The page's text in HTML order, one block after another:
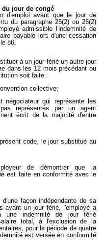
du jour de congé
d'emploi avant que le jour de
du paragraphe 25(2) ou 26(2)
admissible l'indemnité de
payable lors d'une cessation
86.
à un jour férié un autre jour
dans les 12 mois précédant ou
soit faite :
collective;
qui représente les
représentés par un agent
écrit de la majorité d'entre
code, le jour substitué au
de démontrer que la
est faite en conformité avec le
façon indépendante de sa
avant un jour férié, l'employé a
indemnité de jour férié
total, à l'exclusion de la
pour la période de quatre
est versée en conformité